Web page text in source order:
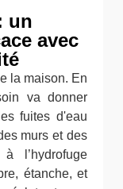
un
avec
la maison. En
va donner
fuites d'eau
murs et des
l’hydrofuge
étanche, et